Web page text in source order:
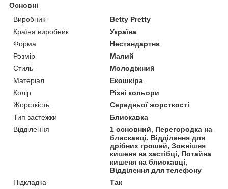
Основні
Виробник
Betty Pretty
Країна виробник
Україна
Форма
Нестандартна
Розмір
Малий
Стиль
Молодіжний
Матеріал
Екошкіра
Колір
Різні кольори
Жорсткість
Середньої жорсткості
Тип застежки
Блискавка
Відділення
1 основний, Перегородка на
блискавці, Відділення для
дрібних грошей, Зовнішня
кишеня на застібці, Потайна
кишеня на блискавці,
Відділення для телефону
Підкладка
Так